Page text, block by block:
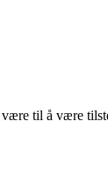
til å være